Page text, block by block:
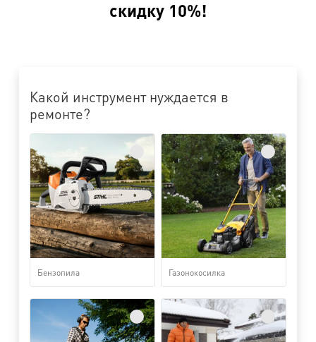
скидку 10%!
Какой инструмент нуждается в
ремонте?
Бензопила Газонокосилка